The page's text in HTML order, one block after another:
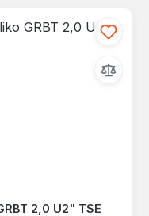
2,0 U2" TSE